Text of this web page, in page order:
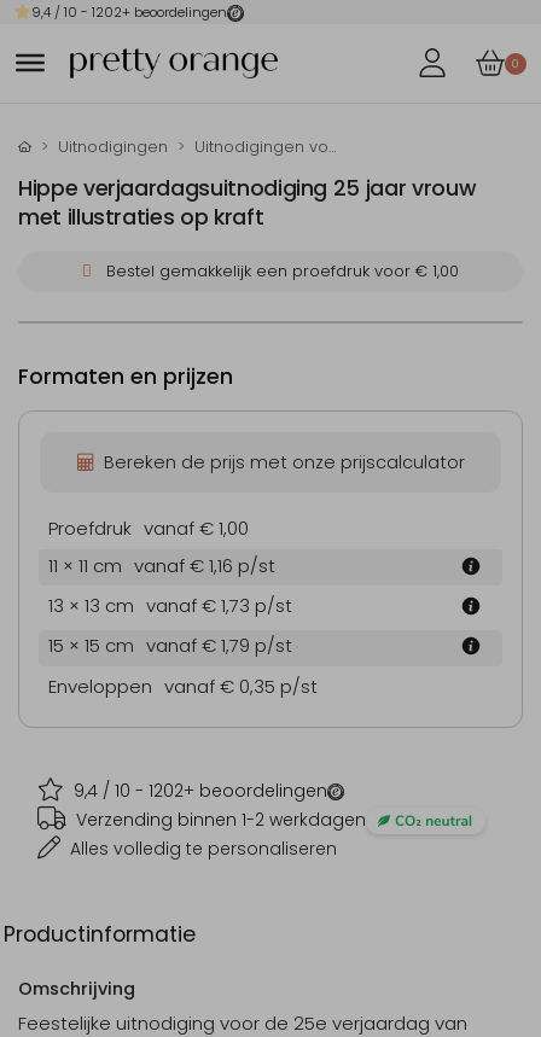
9,4 / 10 - 1202+ beoordelingen
0
Uitnodigingen Uitnodigingen voor je verjaardag
Hippe verjaardagsuitnodiging 25 jaar vrouw
met illustraties op kraft
Bestel gemakkelijk een proefdruk voor € 1,00
9,4 / 10 - 1202+ beoordelingen
Verzending binnen 1-2 werkdagen
Alles volledig te personaliseren
Formaten en prijzen
Bereken de prijs met onze prijscalculator
Proefdruk vanaf € 1,00
11 × 11 cm vanaf € 1,16 p/st
13 × 13 cm vanaf € 1,73 p/st
15 × 15 cm vanaf € 1,79 p/st
Enveloppen vanaf € 0,35 p/st
Productinformatie
Omschrijving
Feestelijke uitnodiging voor de 25e verjaardag van